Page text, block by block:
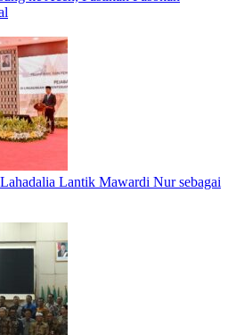
Lantik Mawardi Nur sebagai